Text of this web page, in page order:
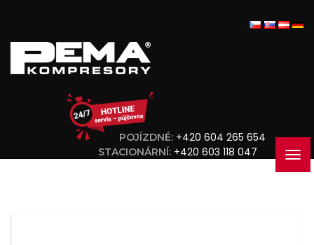
POJÍZDNÉ: +420 604 265 654
STACIONÁRNÍ: +420 603 118 047